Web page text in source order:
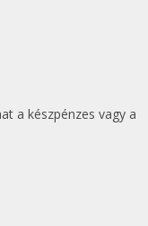
a készpénzes vagy a